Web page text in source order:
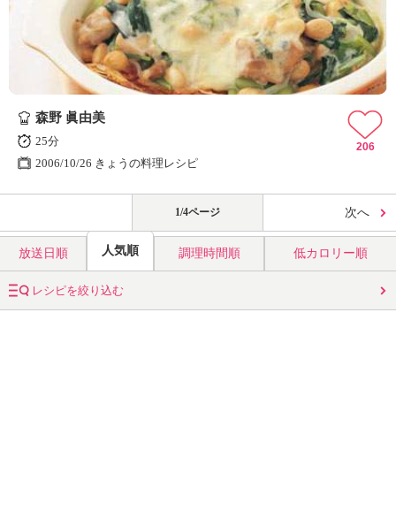
森野 眞由美
25分
2006/10/26 きょうの料理レシピ
206
1/4ページ 次へ
放送日順 人気順 調理時間順 低カロリー順
レシピを絞り込む